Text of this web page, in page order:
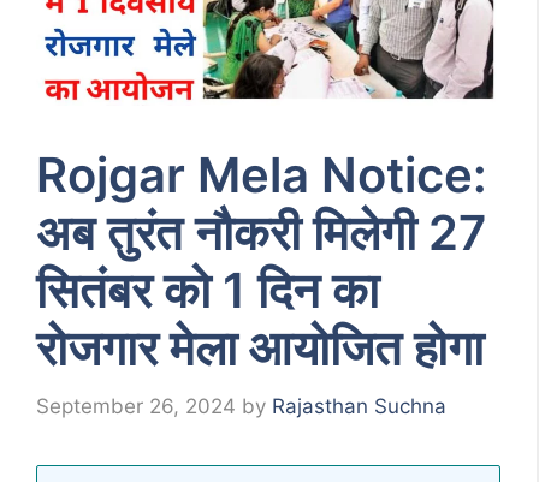
Rojgar Mela Notice:
अब तुरंत नौकरी मिलेगी 27
सितंबर को 1 दिन का
रोजगार मेला आयोजित होगा
September 26, 2024 by Rajasthan Suchna